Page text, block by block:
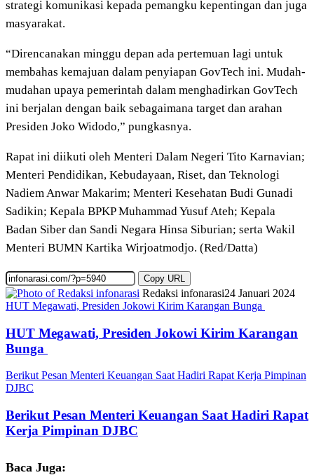
strategi komunikasi kepada pemangku kepentingan dan juga
masyarakat.
“Direncanakan minggu depan ada pertemuan lagi untuk
membahas kemajuan dalam penyiapan GovTech ini. Mudah-
mudahan upaya pemerintah dalam menghadirkan GovTech
ini berjalan dengan baik sebagaimana target dan arahan
Presiden Joko Widodo,” pungkasnya.
Rapat ini diikuti oleh Menteri Dalam Negeri Tito Karnavian;
Menteri Pendidikan, Kebudayaan, Riset, dan Teknologi
Nadiem Anwar Makarim; Menteri Kesehatan Budi Gunadi
Sadikin; Kepala BPKP Muhammad Yusuf Ateh; Kepala
Badan Siber dan Sandi Negara Hinsa Siburian; serta Wakil
Menteri BUMN Kartika Wirjoatmodjo. (Red/Datta)
Copy URL
Redaksi infonarasi24 Januari 2024
HUT Megawati, Presiden Jokowi Kirim Karangan Bunga
HUT Megawati, Presiden Jokowi Kirim Karangan
Bunga
Berikut Pesan Menteri Keuangan Saat Hadiri Rapat Kerja Pimpinan
DJBC
Berikut Pesan Menteri Keuangan Saat Hadiri Rapat
Kerja Pimpinan DJBC
Baca Juga: